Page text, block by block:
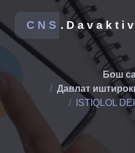
CNS
Бош
Давлат
ISTIQLOL